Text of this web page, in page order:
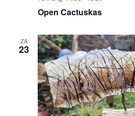
Open Cactuskas
ZA
23